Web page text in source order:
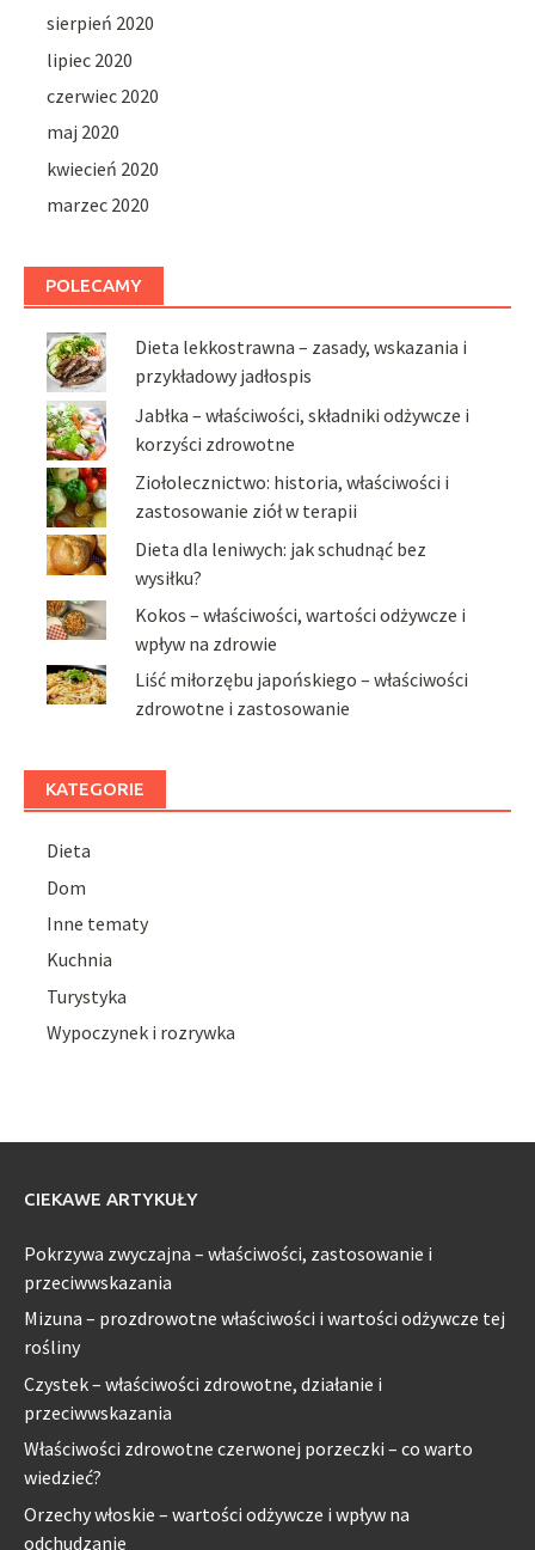
sierpień 2020
lipiec 2020
czerwiec 2020
maj 2020
kwiecień 2020
marzec 2020
POLECAMY
Dieta lekkostrawna – zasady, wskazania i
przykładowy jadłospis
Jabłka – właściwości, składniki odżywcze i
korzyści zdrowotne
Ziołolecznictwo: historia, właściwości i
zastosowanie ziół w terapii
Dieta dla leniwych: jak schudnąć bez
wysiłku?
Kokos – właściwości, wartości odżywcze i
wpływ na zdrowie
Liść miłorzębu japońskiego – właściwości
zdrowotne i zastosowanie
KATEGORIE
Dieta
Dom
Inne tematy
Kuchnia
Turystyka
Wypoczynek i rozrywka
CIEKAWE ARTYKUŁY
Pokrzywa zwyczajna – właściwości, zastosowanie i
przeciwwskazania
Mizuna – prozdrowotne właściwości i wartości odżywcze tej
rośliny
Czystek – właściwości zdrowotne, działanie i
przeciwwskazania
Właściwości zdrowotne czerwonej porzeczki – co warto
wiedzieć?
Orzechy włoskie – wartości odżywcze i wpływ na
odchudzanie